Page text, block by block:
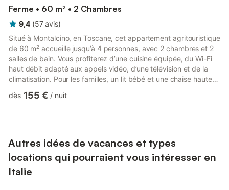
Ferme • 60 m² • 2 Chambres
9,4 (57 avis)
Situé à Montalcino, en Toscane, cet appartement agritouristique
de 60 m² accueille jusqu’à 4 personnes, avec 2 chambres et 2
salles de bain. Vous profiterez d’une cuisine équipée, du Wi-Fi
haut débit adapté aux appels vidéo, d’une télévision et de la
climatisation. Pour les familles, un lit bébé et une chaise haute
produits sur place : Brunello et Rosso di Montalcino. De l’huile
dès 155 € / nuit
Autres idées de vacances et types
locations qui pourraient vous intéresser en
Italie